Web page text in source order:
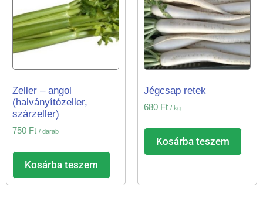
Zeller – angol
(halványítózeller,
szárzeller)
750 Ft / darab
Kosárba teszem
Jégcsap retek
680 Ft / kg
Kosárba teszem